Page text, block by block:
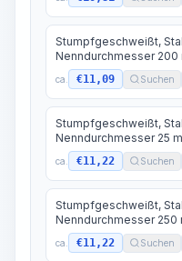
Stumpfgeschweißt,
Nenndurchmesser 200
ca. €11,09 Suchen
Stumpfgeschweißt,
Nenndurchmesser 25
ca. €11,22 Suchen
Stumpfgeschweißt,
Nenndurchmesser 250
ca. €11,22 Suchen